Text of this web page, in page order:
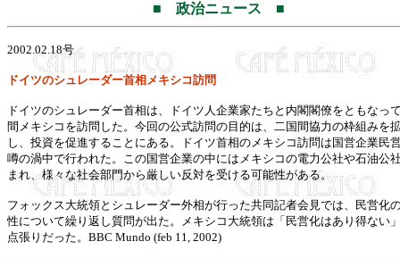
■ 政治ニュース ■
2002.02.18号
ドイツのシュレーダー首相メキシコ訪問
ドイツのシュレーダー首相は、ドイツ人企業家たちと内閣閣僚をともなっ
間メキシコを訪問した。今回の公式訪問の目的は、二国間協力の枠組みを
し、投資を促進することにある。ドイツ首相のメキシコ訪問は国営企業民
噂の渦中で行われた。この国営企業の中にはメキシコの電力公社や石油公
まれ、様々な社会部門から厳しい反対を受ける可能性がある。
フォックス大統領とシュレーダー外相が行った共同記者会見では、民営化
性について繰り返し質問が出た。メキシコ大統領は「民営化はあり得ない
点張りだった。BBC Mundo (feb 11, 2002)